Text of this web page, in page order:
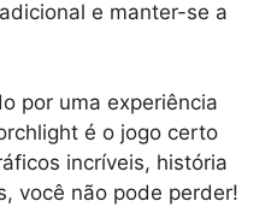
e manter-se a
por uma experiência
é o jogo certo
incríveis, história
você não pode perder!